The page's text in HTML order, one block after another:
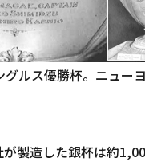
ルス優勝杯。ニュー
製造した銀杯は約